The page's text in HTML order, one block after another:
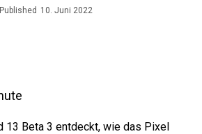
Published 10. Juni 2022
13 Beta 3 entdeckt, wie das Pixel